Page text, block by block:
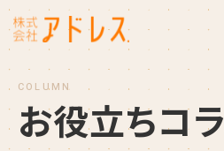
COLUMN
お役立ちコラ